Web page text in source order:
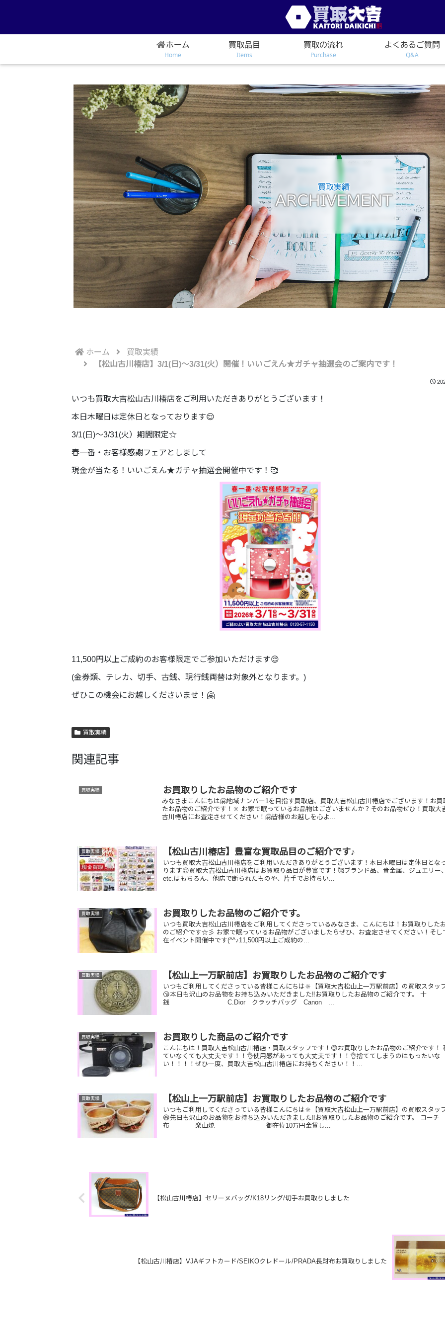
買取実績
ARCHIVEMENT
ホーム
Home
買取品目
Items
買取の流れ
Purchase
よくあるご質問
Q&A
ホーム
買取実績
【松山古川椿店】3/1(日)～3/31(火）開催！いいごえん★ガチャ抽選会のご案内です！
いつも買取大吉松山古川椿店をご利用いただきありがとうございます！
本日木曜日は定休日となっております😌
3/1(日)～3/31(火）期間限定☆
春一番・お客様感謝フェアとしまして
現金が当たる！いいごえん★ガチャ抽選会開催中です！🥰
11,500円以上ご成約のお客様限定でご参加いただけます😌
(金券類、テレカ、切手、古銭、現行銭両替は対象外となります。)
ぜひこの機会にお越しくださいませ！🤗
買取実績
関連記事
買取実績 お買取りしたお品物のご紹介です
みなさまこんにちは🤗地域ナンバー1を目指す買取店、買取大吉松山古川椿店でございます！お買
たお品物のご紹介です！🔆 お家で眠っているお品物はございませんか？そのお品物ぜひ！買取大
古川椿店にお査定させてください！🤗皆様のお越しを心よ...
買取実績 【松山古川椿店】豊富な買取品目のご紹介です♪
いつも買取大吉松山古川椿店をご利用いただきありがとうございます！本日木曜日は定休日とな
ります😌買取大吉松山古川椿店はお買取り品目が豊富です！🥰ブランド品、貴金属、ジュエリー
etc.はもちろん、他店で断られたものや、片手でお持ちい...
買取実績 お買取りしたお品物のご紹介です。
いつも買取大吉松山古川椿店をご利用してくださっているみなさま、こんにちは！お買取りした
のご紹介です☆彡 お家で眠っているお品物がございましたらぜひ、お査定させてください！そし
在イベント開催中です(^^♪11,500円以上ご成約の...
買取実績 【松山上一万駅前店】お買取りしたお品物のご紹介です
いつもご利用してくださっている皆様こんにちは🔆【買取大吉松山上一万駅前店】の買取スタッ
😘本日も沢山のお品物をお持ち込みいただきました‼️お買取りしたお品物のご紹介です。 十
銭 C.Dior クラッチバッグ Canon ...
買取実績 お買取りした商品のご紹介です
こんにちは！買取大吉松山古川椿店・買取スタッフです！😊お買取りしたお品物のご紹介です！
ていなくても大丈夫です！！👌使用感があっても大丈夫です！！👌捨ててしまうのはもったいな
い！！！！ぜひ一度、買取大吉松山古川椿店にお持ちください！！...
買取実績 【松山上一万駅前店】お買取りしたお品物のご紹介です
いつもご利用してくださっている皆様こんにちは🔆【買取大吉松山上一万駅前店】の買取スタッ
😆先日も沢山のお品物をお持ち込みいただきました‼️お買取りしたお品物のご紹介です。 コー
布 楽山焼 御在位10万円金貨し...
【松山古川椿店】セリーヌバッグ/K18リング/切手お買取りしました
【松山古川椿店】VJAギフトカード/SEIKOクレドール/PRADA長財布お買取りしました